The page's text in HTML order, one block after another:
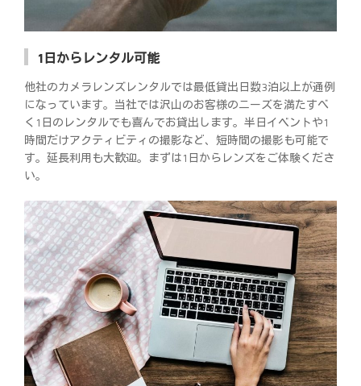
1日からレンタル可能
他社のカメラレンズレンタルでは最低貸出日数3泊以上が通例
になっています。当社では沢山のお客様のニーズを満たすべ
く1日のレンタルでも喜んでお貸出します。半日イベントや1
時間だけアクティビティの撮影など、短時間の撮影も可能で
す。延長利用も大歓迎。まずは1日からレンズをご体験くださ
い。